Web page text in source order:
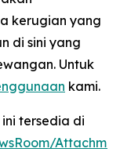
kerugian yang
di sini yang
Untuk
kami.
tersedia di